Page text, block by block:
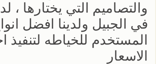
والتصاميم التي يختارها ،
في الجبيل ولدينا افضل
المستخدم للخياطه
الاسعار